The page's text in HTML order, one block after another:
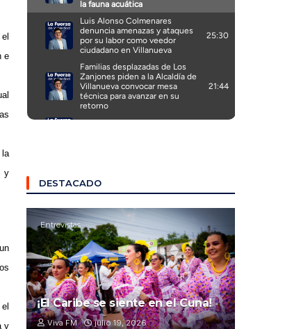
e
la
y
y
DESTACADO
Entrevistas
¡El Caribe se siente en el Cuna!
Viva FM julio 19, 2026